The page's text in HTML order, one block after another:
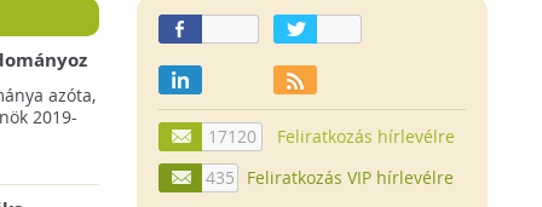
azóta,
2019-
17120
Feliratkozás hírlevélre
435
Feliratkozás VIP hírlevélre